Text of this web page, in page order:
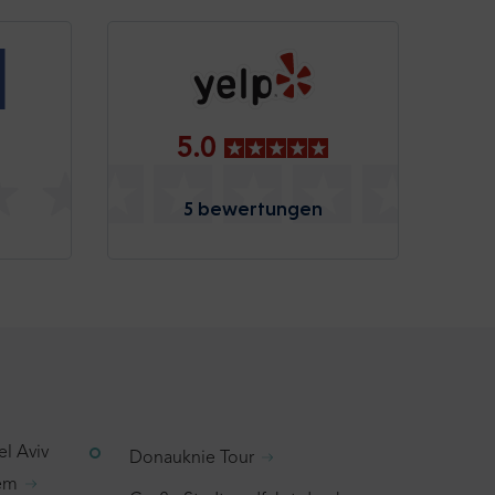
5.0
5 bewertungen
Aviv
Donauknie Tour